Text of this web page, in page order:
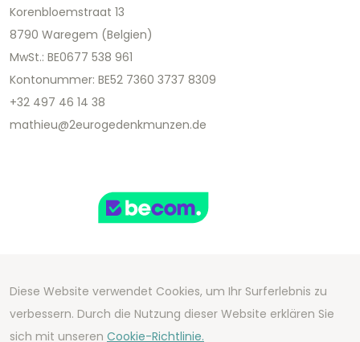
Korenbloemstraat 13
8790 Waregem (Belgien)
MwSt.: BE0677 538 961
Kontonummer: BE52 7360 3737 8309
+32 497 46 14 38
mathieu@2eurogedenkmunzen.de
Copyright 2026 We Can Do Better Online BV
Development by2mprove- Content by
2eurogedenkmunzen.de
Diese Website verwendet Cookies, um Ihr Surferlebnis zu
verbessern. Durch die Nutzung dieser Website erklären Sie
sich mit unseren Cookie-Richtlinie.